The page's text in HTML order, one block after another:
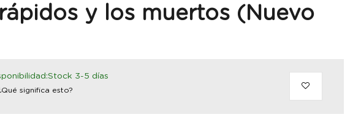
y los muertos (Nuevo
3-5 días
significa esto?